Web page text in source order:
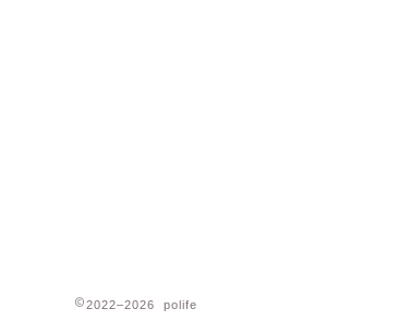
2022–2026 polife